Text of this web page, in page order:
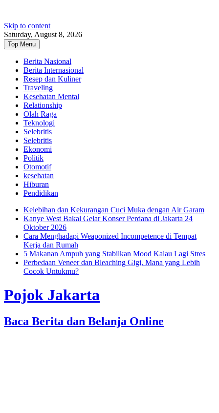
Skip to content
Saturday, August 8, 2026
Top Menu
Berita Nasional
Berita Internasional
Resep dan Kuliner
Traveling
Kesehatan Mental
Relationship
Olah Raga
Teknologi
Selebritis
Selebritis
Ekonomi
Politik
Otomotif
kesehatan
Hiburan
Pendidikan
Kelebihan dan Kekurangan Cuci Muka dengan Air Garam
Kanye West Bakal Gelar Konser Perdana di Jakarta 24
Oktober 2026
Cara Menghadapi Weaponized Incompetence di Tempat
Kerja dan Rumah
5 Makanan Ampuh yang Stabilkan Mood Kalau Lagi Stres
Perbedaan Veneer dan Bleaching Gigi, Mana yang Lebih
Cocok Untukmu?
Pojok Jakarta
Baca Berita dan Belanja Online